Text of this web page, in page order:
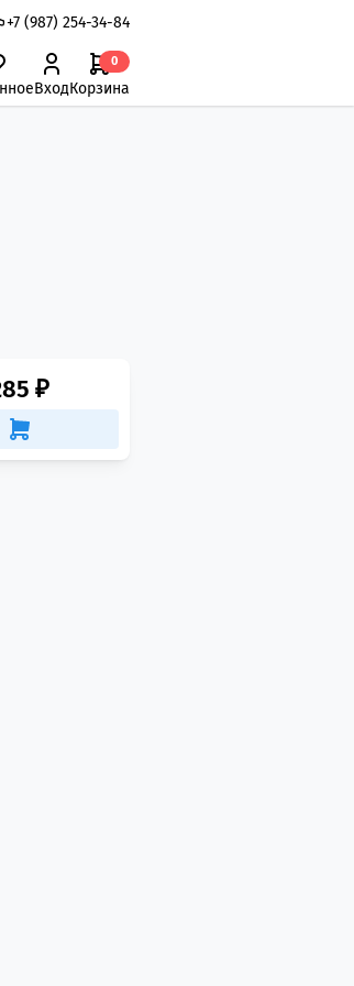
+7 (987) 254-34-84
Вход
0
Корзина
₽